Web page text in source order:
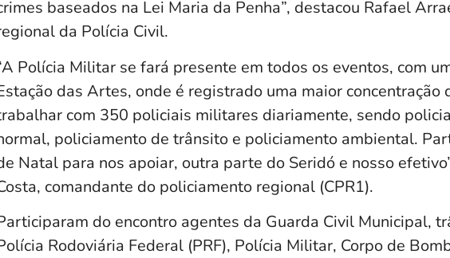
baseados na Lei Maria da Penha”, destacou Rafael
da Polícia Civil.
Polícia Militar se fará presente em todos os eventos, com
das Artes, onde é registrado uma maior concentração
com 350 policiais militares diariamente, sendo
policiamento de trânsito e policiamento ambiental.
Natal para nos apoiar, outra parte do Seridó e nosso
comandante do policiamento regional (CPR1).
do encontro agentes da Guarda Civil Municipal,
Rodoviária Federal (PRF), Polícia Militar, Corpo de